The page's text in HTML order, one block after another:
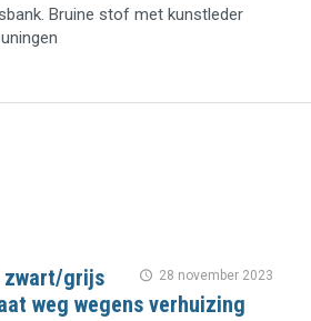
Bruine stof met kunstleder
28 november 2023
grijs
weg wegens verhuizing